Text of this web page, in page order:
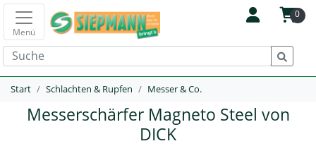
0
Menü
Start Schlachten & Rupfen Messer & Co.
Messerschärfer Magneto Steel von
DICK